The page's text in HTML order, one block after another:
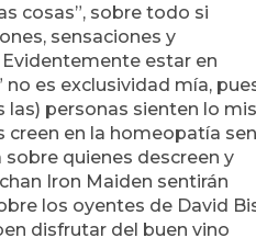
cosas”, sobre todo si
sensaciones y
estar en
no es exclusividad mía,
las) personas sienten lo
creen en la homeopatía
quienes descreen y
Iron Maiden sentirán
los oyentes de David
disfrutar del buen vino